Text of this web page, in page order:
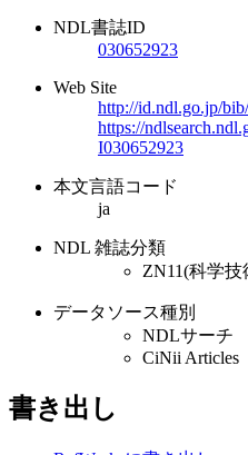
NDL書誌ID
030652923
Web Site
http://id.ndl.go.jp/
https://
I030652923
本文言語コード
ja
NDL 雑誌分類
ZN11(科学
データソース種別
NDLサーチ
CiNii Articles
書き出し